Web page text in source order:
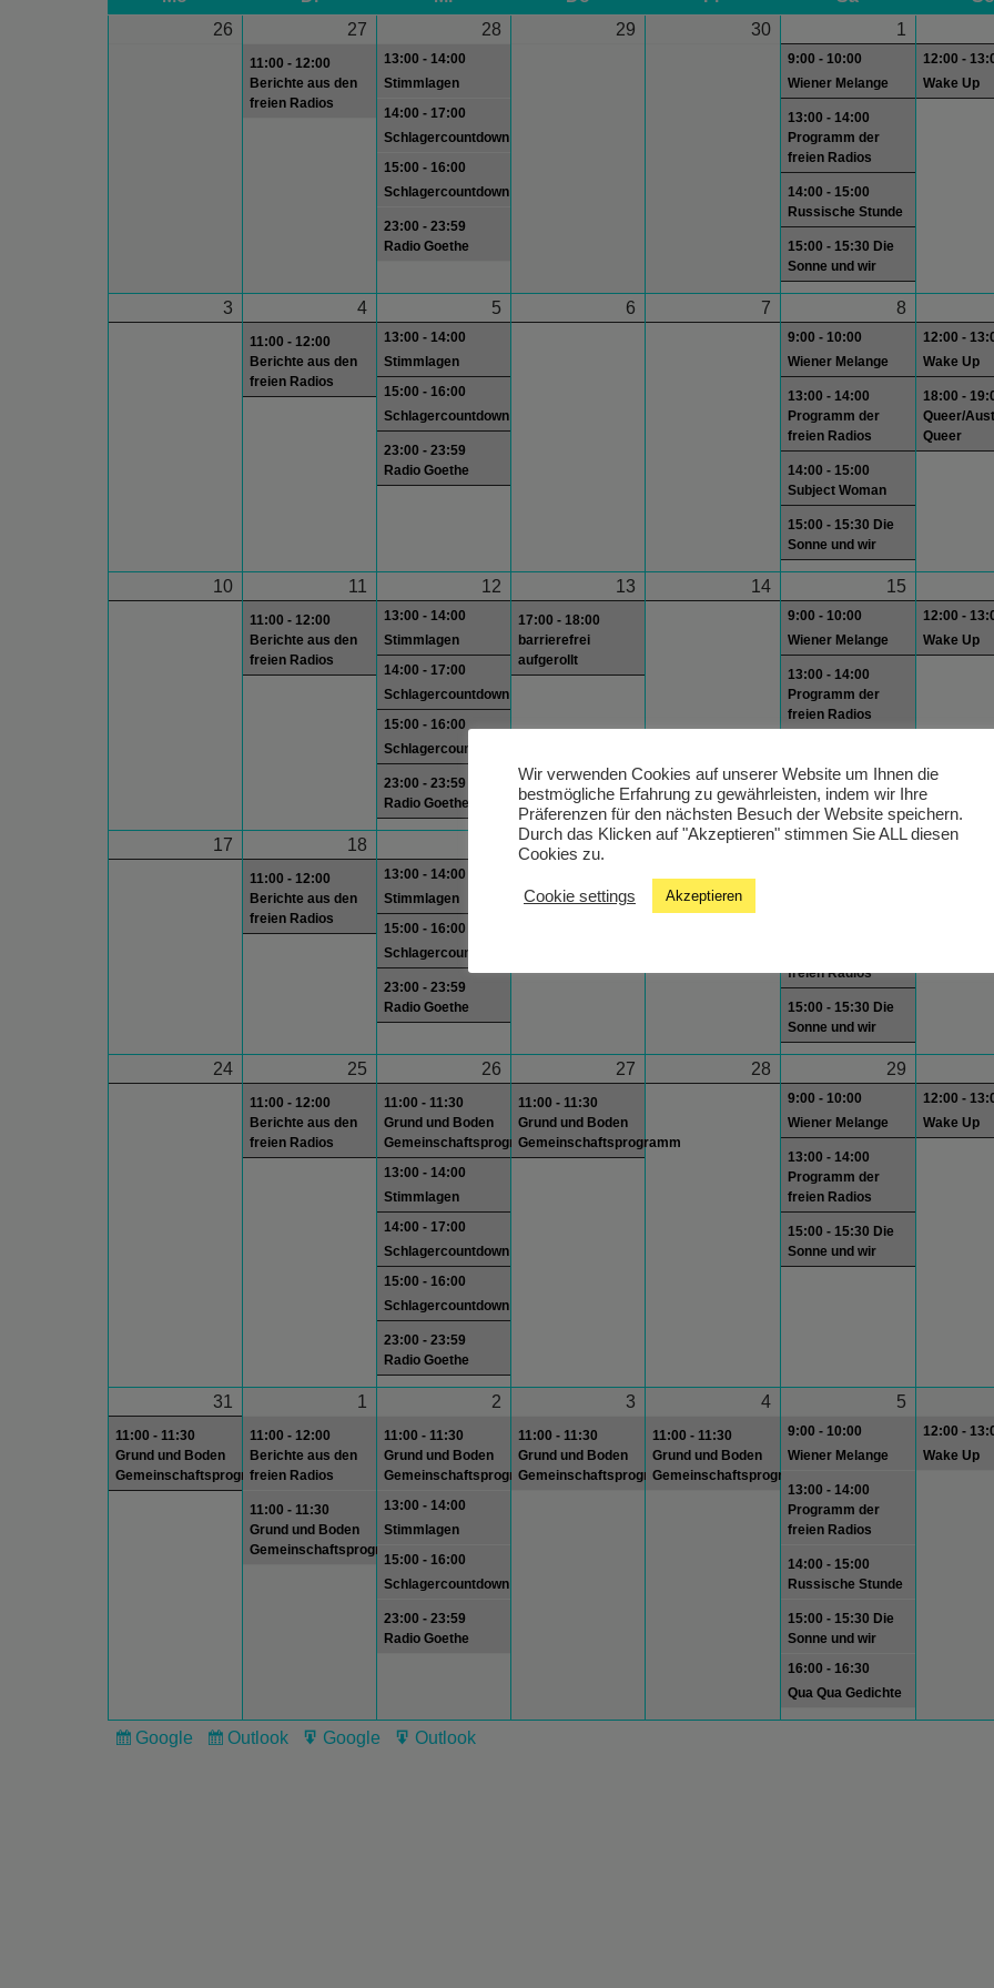
26
27
11:00 - 12:00
Berichte aus den
freien Radios
28
13:00 - 14:00
Stimmlagen
14:00 - 17:00
Schlagercountdown
15:00 - 16:00
Schlagercountdown
23:00 - 23:59
Radio Goethe
29 30 1
9:00 - 10:00
Wiener Melange
13:00 - 14:00
Programm der
freien Radios
14:00 - 15:00
Russische Stunde
15:00 - 15:30 Die
Sonne und wir
12:00 -
Wake Up
3 4
11:00 - 12:00
Berichte aus den
freien Radios
5
13:00 - 14:00
Stimmlagen
15:00 - 16:00
Schlagercountdown
23:00 - 23:59
Radio Goethe
6 7 8
9:00 - 10:00
Wiener Melange
13:00 - 14:00
Programm der
freien Radios
14:00 - 15:00
Subject Woman
15:00 - 15:30 Die
Sonne und wir
12:00 -
Wake Up
18:00 -
Queer/
Queer
10 11
11:00 - 12:00
Berichte aus den
freien Radios
12
13:00 - 14:00
Stimmlagen
14:00 - 17:00
Schlagercountdown
15:00 - 16:00
Schlagercountdown
23:00 - 23:59
Radio Goethe
13
17:00 - 18:00
barrierefrei
aufgerollt
14 15
9:00 - 10:00
Wiener Melange
13:00 - 14:00
Programm der
freien Radios
Sonne und wir
12:00 -
Wake Up
17 18
11:00 - 12:00
Berichte aus den
freien Radios
13:00 - 14:00
Stimmlagen
15:00 - 16:00
Schlagercountdown
23:00 - 23:59
Radio Goethe
20 21 22
freien Radios
15:00 - 15:30 Die
Sonne und wir
24 25
11:00 - 12:00
Berichte aus den
freien Radios
26
11:00 - 11:30
Grund und Boden
Gemeinschaftsprogramm
13:00 - 14:00
Stimmlagen
14:00 - 17:00
Schlagercountdown
15:00 - 16:00
Schlagercountdown
23:00 - 23:59
Radio Goethe
27
11:00 - 11:30
Grund und Boden
Gemeinschaftsprogramm
28 29
9:00 - 10:00
Wiener Melange
13:00 - 14:00
Programm der
freien Radios
15:00 - 15:30 Die
Sonne und wir
12:00 -
Wake Up
31
11:00 - 11:30
Grund und Boden
Gemeinschaftsprogramm
1
11:00 - 12:00
Berichte aus den
freien Radios
11:00 - 11:30
Grund und Boden
Gemeinschaftsprogramm
2
11:00 - 11:30
Grund und Boden
Gemeinschaftsprogramm
13:00 - 14:00
Stimmlagen
15:00 - 16:00
Schlagercountdown
23:00 - 23:59
Radio Goethe
3
11:00 - 11:30
Grund und Boden
Gemeinschaftsprogramm
4
11:00 - 11:30
Grund und Boden
Gemeinschaftsprogramm
5
9:00 - 10:00
Wiener Melange
13:00 - 14:00
Programm der
freien Radios
14:00 - 15:00
Russische Stunde
15:00 - 15:30 Die
Sonne und wir
16:00 - 16:30
Qua Qua Gedichte
12:00 -
Wake Up
Subscribe
Google
Subscribe
Outlook
Export
Google
Export
Outlook
Wir verwenden Cookies auf unserer Website um Ihnen die
bestmögliche Erfahrung zu gewährleisten, indem wir Ihre
Präferenzen für den nächsten Besuch der Website speichern.
Durch das Klicken auf "Akzeptieren" stimmen Sie ALL diesen
Cookies zu.
Cookie settings Akzeptieren